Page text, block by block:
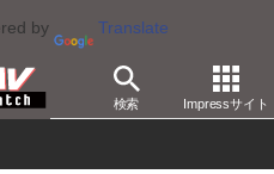
by Translate
検索 Impressサイト
その他